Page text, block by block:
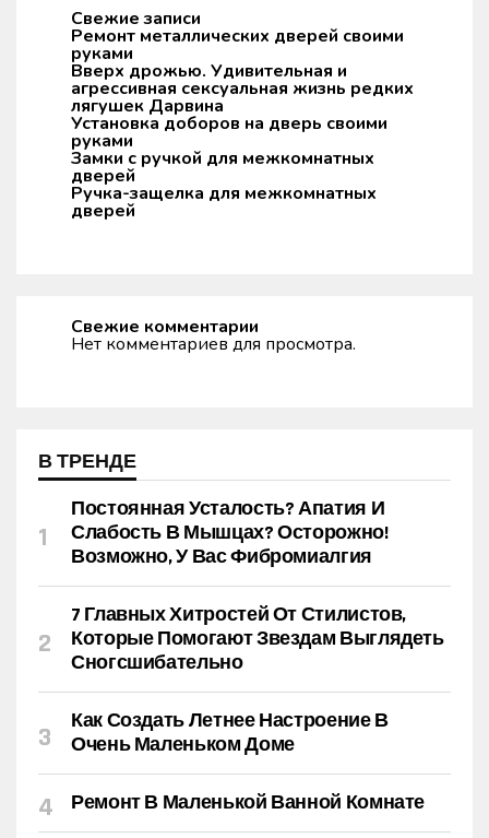
Свежие записи
Ремонт металлических дверей своими
руками
Вверх дрожью. Удивительная и
агрессивная сексуальная жизнь редких
лягушек Дарвина
Установка доборов на дверь своими
руками
Замки с ручкой для межкомнатных
дверей
Ручка-защелка для межкомнатных
дверей
Свежие комментарии
Нет комментариев для просмотра.
В ТРЕНДЕ
Постоянная Усталость? Апатия И
Слабость В Мышцах? Осторожно!
Возможно, У Вас Фибромиалгия
7 Главных Хитростей От Стилистов,
Которые Помогают Звездам Выглядеть
Сногсшибательно
Как Создать Летнее Настроение В
Очень Маленьком Доме
Ремонт В Маленькой Ванной Комнате